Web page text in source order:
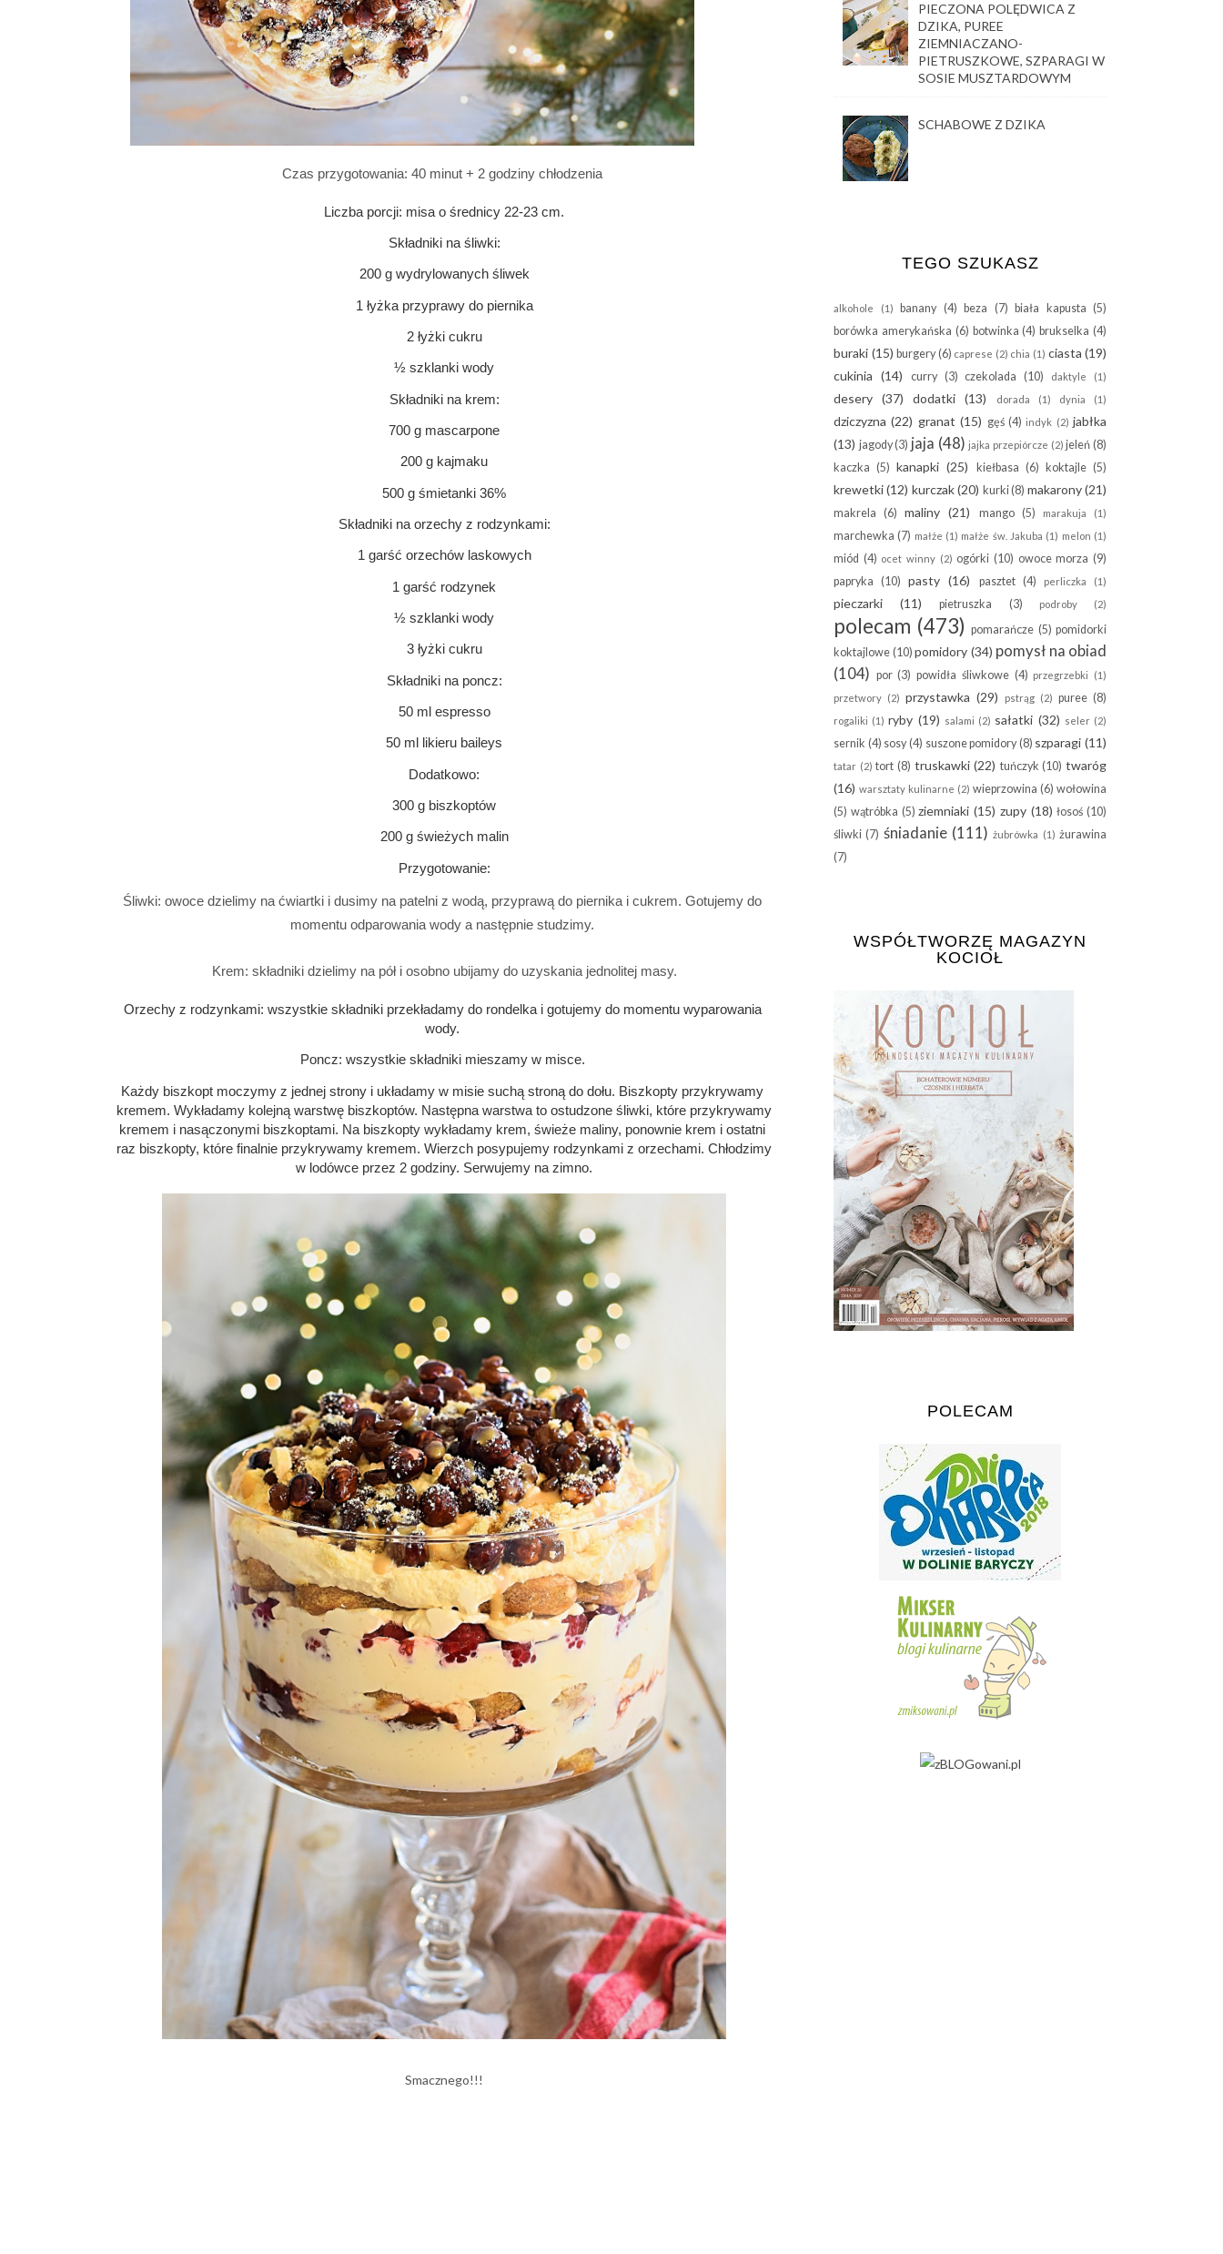
Czas przygotowania: 40 minut + 2 godziny chłodzenia
Liczba porcji: misa o średnicy 22-23 cm.
Składniki na śliwki:
200 g wydrylowanych śliwek
1 łyżka przyprawy do piernika
2 łyżki cukru
½ szklanki wody
Składniki na krem:
700 g mascarpone
200 g kajmaku
500 g śmietanki 36%
Składniki na orzechy z rodzynkami:
1 garść orzechów laskowych
1 garść rodzynek
½ szklanki wody
3 łyżki cukru
Składniki na poncz:
50 ml espresso
50 ml likieru baileys
Dodatkowo:
300 g biszkoptów
200 g świeżych malin
Przygotowanie:
Śliwki: owoce dzielimy na ćwiartki i dusimy na patelni z wodą, przyprawą do piernika i cukrem. Gotujemy do
momentu odparowania wody a następnie studzimy.
Krem: składniki dzielimy na pół i osobno ubijamy do uzyskania jednolitej masy.
Orzechy z rodzynkami: wszystkie składniki przekładamy do rondelka i gotujemy do momentu wyparowania
wody.
Poncz: wszystkie składniki mieszamy w misce.
Każdy biszkopt moczymy z jednej strony i układamy w misie suchą stroną do dołu. Biszkopty przykrywamy
kremem. Wykładamy kolejną warstwę biszkoptów. Następna warstwa to ostudzone śliwki, które przykrywamy
kremem i nasączonymi biszkoptami. Na biszkopty wykładamy krem, świeże maliny, ponownie krem i ostatni
raz biszkopty, które finalnie przykrywamy kremem. Wierzch posypujemy rodzynkami z orzechami. Chłodzimy
w lodówce przez 2 godziny. Serwujemy na zimno.
Smacznego!!!
PIECZONA POLĘDWICA Z
DZIKA, PUREE
ZIEMNIACZANO-
PIETRUSZKOWE, SZPARAGI W
SOSIE MUSZTARDOWYM
SCHABOWE Z DZIKA
TEGO SZUKASZ
alkohole (1) banany (4) beza (7) biała kapusta (5)
borówka amerykańska (6) botwinka (4) brukselka (4)
buraki (15) burgery(6) caprese (2) chia (1) ciasta (19)
cukinia (14) curry (3) czekolada (10) daktyle (1)
desery (37) dodatki (13) dorada (1) dynia (1)
dziczyzna (22) granat (15) gęś (4) indyk (2) jabłka
(13) jagody(3) jaja (48) jajka przepiórcze (2) jeleń (8)
kaczka (5) kanapki (25) kiełbasa (6) koktajle (5)
krewetki (12) kurczak (20) kurki(8) makarony (21)
makrela (6) maliny (21) mango (5) marakuja (1)
marchewka (7) małże (1) małże św. Jakuba (1) melon (1)
miód (4) ocet winny (2) ogórki (10) owoce morza (9)
papryka
(10) pasty (16) pasztet (4) perliczka (1)
pieczarki (11) pietruszka (3) podroby (2)
polecam (473) pomarańcze (5) pomidorki
koktajlowe (10) pomidory (34) pomysł na obiad
(104) por (3) powidła śliwkowe (4) przegrzebki
(1)
przetwory (2) przystawka (29) pstrąg (2) puree (8)
rogaliki (1) ryby (19) salami (2) sałatki (32) seler (2)
sernik (4) sosy(4) suszone pomidory(8) szparagi (11)
tatar (2) tort (8) truskawki (22) tuńczyk (10) twaróg
(16) warsztaty kulinarne (2) wieprzowina (6) wołowina
(5) wątróbka (5) ziemniaki (15) zupy (18) łosoś (10)
śliwki (7) śniadanie (111) żubrówka (1) żurawina
(7)
WSPÓŁTWORZĘ MAGAZYN
KOCIOŁ
POLECAM